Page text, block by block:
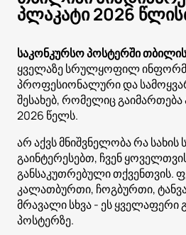
პლაკატი 2026
საკონკურსო პოსტერში
ყველაზე სრულყოფილ
პროფესიონალური და
შესახებ, რომელიც
2026 წელს.
არ აქვს მნიშვნელობა რა სახის
გაინტერესებთ, ჩვენ
განსაკუთრებული თქვენთვის.
კალათბურთი, ჩოგბურთი,
მრავალი სხვა - ეს ყველაფერი
პოსტერზე.